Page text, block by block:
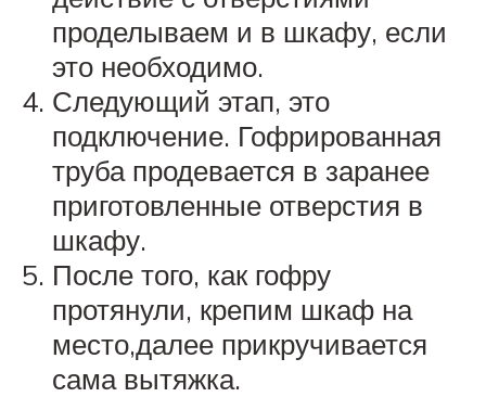
проделываем и в шкафу, если
это необходимо.
Следующий этап, это
подключение. Гофрированная
труба продевается в заранее
приготовленные отверстия в
шкафу.
После того, как гофру
протянули, крепим шкаф на
место,далее прикручивается
сама вытяжка.